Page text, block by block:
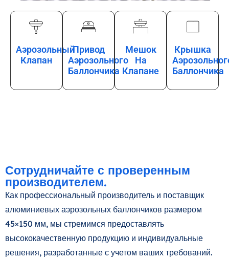
Аэрозольный
Клапан
Привод
Аэрозольного
Баллончика
Мешок
На
Клапане
Крышка
Баллончика
Сотрудничайте с проверенным
производителем.
Как профессиональный производитель и поставщик
алюминиевых аэрозольных баллончиков размером
45×150 мм, мы стремимся предоставлять
высококачественную продукцию и индивидуальные
решения, разработанные с учетом ваших требований.